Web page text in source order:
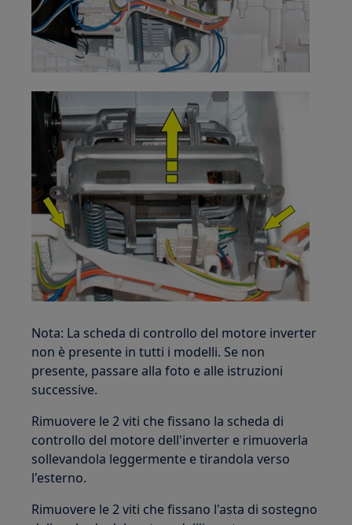
Nota: La scheda di controllo del motore inverter
non è presente in tutti i modelli. Se non
presente, passare alla foto e alle istruzioni
successive.
Rimuovere le 2 viti che fissano la scheda di
controllo del motore dell'inverter e rimuoverla
sollevandola leggermente e tirandola verso
l'esterno.
Rimuovere le 2 viti che fissano l'asta di sostegno